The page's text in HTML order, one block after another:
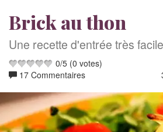
Brick au thon
Une recette d'entrée très
0/5 (0 votes)
17 Commentaires